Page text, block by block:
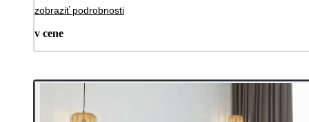
zobraziť podrobnosti
v cene